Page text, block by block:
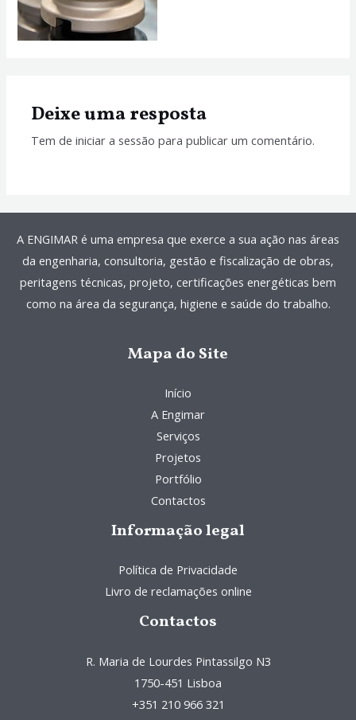
Deixe uma resposta
Tem deiniciar a sessão para publicar um comentário.
A ENGIMAR é uma empresa que exerce a sua ação nas áreas
da engenharia, consultoria, gestão e fiscalização de obras,
peritagens técnicas, projeto, certificações energéticas bem
como na área da segurança, higiene e saúde do trabalho.
Mapa do Site
Início
A Engimar
Serviços
Projetos
Portfólio
Contactos
Informação legal
Política de Privacidade
Livro de reclamações online
Contactos
R. Maria de Lourdes Pintassilgo N3
1750-451 Lisboa
+351 210 966 321